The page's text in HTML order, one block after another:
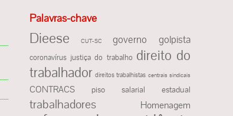
Palavras-chave
Dieese CUT-SC governo golpista
coronavírus justiça do trabalho direito do
trabalhador direitos trabalhistas centrais sindicais
CONTRACS piso salarial estadual
trabalhadores Homenagem